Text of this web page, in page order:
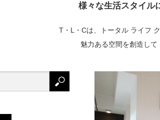
様々な生活スタイル
T・L・Cは、トータル ライフ
魅力ある空間を創造して